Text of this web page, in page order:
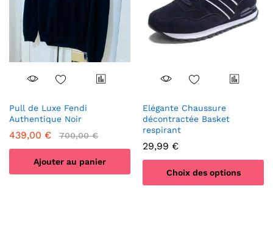
peuvent
être
choisies
la
peuvent
être
choisies
Pull de Luxe Fendi
Authentique Noir
439,00 € 700,00€
Ajouter au panier
Elégante Chaussure
décontractée Basket
respirant
29,99 €
Choix des options